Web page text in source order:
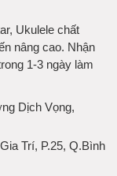
Ukulele chất
nâng cao. Nhận
1-3 ngày làm
Dịch Vọng,
Trí, P.25, Q.Bình